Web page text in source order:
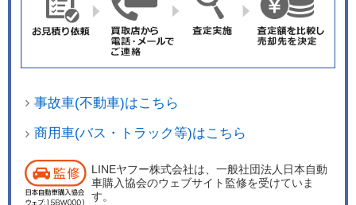
事故車(不動車)はこちら
商用車(バス・トラック等)はこちら
LINEヤフー株式会社は、一般社団法人日本自動
車購入協会のウェブサイト監修を受けていま
す。